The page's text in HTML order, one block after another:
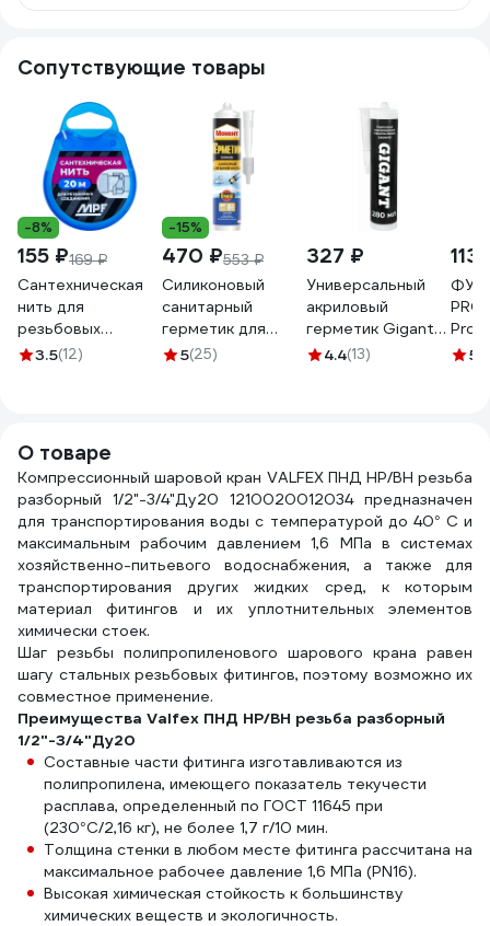
Сопутствующие товары
-8%
155 ₽169 ₽
Сантехническая
нить для
резьбовых
соединений MPF
3.5(12)
-15%
470 ₽553 ₽
Силиконовый
санитарный
герметик для
ванной и кухни
5(25)
327 ₽
Универсальный
акриловый
герметик Gigant
белый, 280 мл
4.4(13)
113
ФУМ
Ф85
5
О товаре
Компрессионный шаровой кран VALFEX ПНД НР/ВН резьба
разборный 1/2"-3/4"Ду20 1210020012034 предназначен
для транспортирования воды с температурой до 40° С и
максимальным рабочим давлением 1,6 МПа в системах
хозяйственно-питьевого водоснабжения, а также для
транспортирования других жидких сред, к которым
материал фитингов и их уплотнительных элементов
химически стоек.
Шаг резьбы полипропиленового шарового крана равен
шагу стальных резьбовых фитингов, поэтому возможно их
совместное применение.
Преимущества Valfex ПНД НР/ВН резьба разборный
1/2"-3/4"Ду20
Составные части фитинга изготавливаются из
полипропилена, имеющего показатель текучести
расплава, определенный по ГОСТ 11645 при
(230°С/2,16 кг), не более 1,7 г/10 мин.
Толщина стенки в любом месте фитинга рассчитана на
максимальное рабочее давление 1,6 МПа (PN16).
Высокая химическая стойкость к большинству
химических веществ и экологичность.